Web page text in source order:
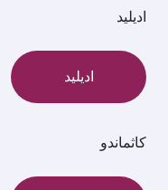
اديليد
اديليد
كاثماندو